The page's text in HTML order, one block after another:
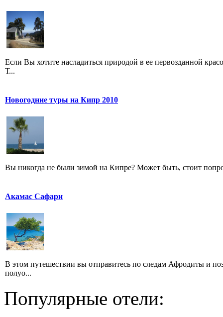
Если Вы хотите насладиться природой в ее первозданной
Т...
Новогодние туры на Кипр 2010
Вы никогда не были зимой на Кипре? Может быть, стоит
Акамас Сафари
В этом путешествии вы отправитесь по следам Афродиты и
полуо...
Популярные отели: